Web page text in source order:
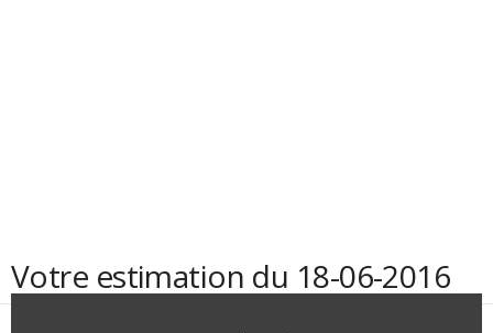
Votre estimation du 18-06-2016